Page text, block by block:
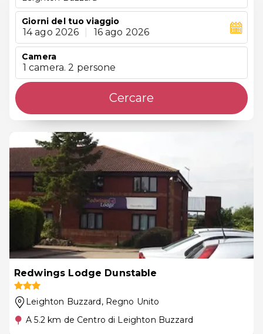
Giorni del tuo viaggio
14 ago 2026 16 ago 2026
Camera
1 camera. 2 persone
Cercare
Redwings Lodge Dunstable
Leighton Buzzard, Regno Unito
A 5.2 km de Centro di Leighton Buzzard